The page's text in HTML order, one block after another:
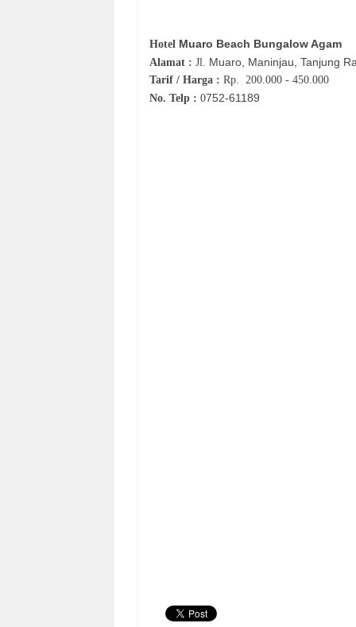
Hotel Muaro Beach Bungalow Agam
Alamat : Jl. Muaro, Maninjau, Tanjung
Tarif / Harga : Rp. 200.000 - 450.000
No. Telp : 0752-61189